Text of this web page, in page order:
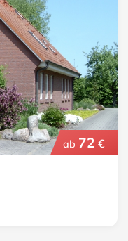
ab 72 €